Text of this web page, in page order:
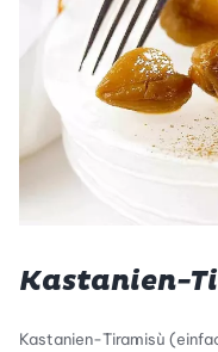
Kastanien-
Kastanien-Tiramisù